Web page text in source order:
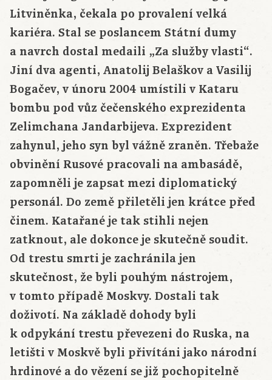
Litviněnka, čekala po provalení velká
kariéra. Stal se poslancem Státní dumy
a navrch dostal medaili „Za služby vlasti“.
Jiní dva agenti, Anatolij Belaškov a Vasilij
Bogačev, v únoru 2004 umístili v Kataru
bombu pod vůz čečenského exprezidenta
Zelimchana Jandarbijeva. Exprezident
zahynul, jeho syn byl vážně zraněn. Třebaže
obvinění Rusové pracovali na ambasádě,
zapomněli je zapsat mezi diplomatický
personál. Do země přiletěli jen krátce před
činem. Katařané je tak stihli nejen
zatknout, ale dokonce je skutečně soudit.
Od trestu smrti je zachránila jen
skutečnost, že byli pouhým nástrojem,
v tomto případě Moskvy. Dostali tak
doživotí. Na základě dohody byli
k odpykání trestu převezeni do Ruska, na
letišti v Moskvě byli přivítáni jako národní
hrdinové a do vězení se již pochopitelně